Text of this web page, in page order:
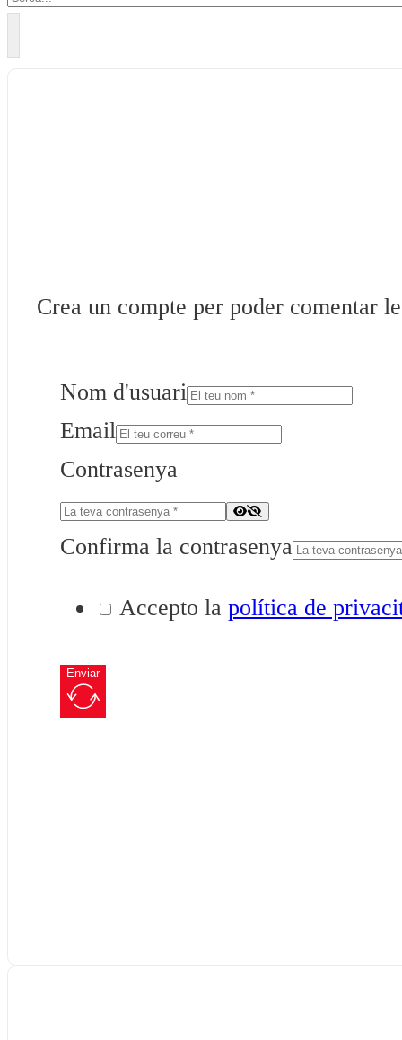
Crea un compte per poder comentar
Nom d'usuari
Email
Contrasenya
Confirma la contrasenya
Accepto la política de
Enviar